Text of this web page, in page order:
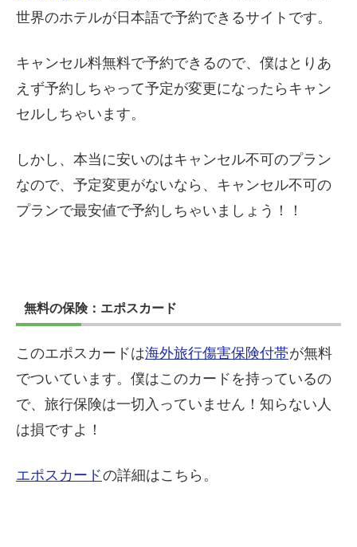
世界のホテルが日本語で予約できるサイトです。
キャンセル料無料で予約できるので、僕はとりあ
えず予約しちゃって予定が変更になったらキャン
セルしちゃいます。
しかし、本当に安いのはキャンセル不可のプラン
なので、予定変更がないなら、キャンセル不可の
プランで最安値で予約しちゃいましょう！！
無料の保険：エポスカード
このエポスカードは海外旅行傷害保険付帯が無料
でついています。僕はこのカードを持っているの
で、旅行保険は一切入っていません！知らない人
は損ですよ！
エポスカードの詳細はこちら。